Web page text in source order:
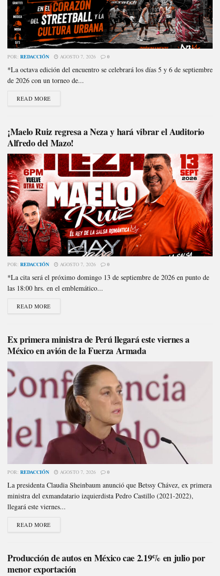
POR: REDACCIÓN AGOSTO 7, 2026 0
*La octava edición del encuentro se celebrará los días 5 y 6 de septiembre
de 2026 con un torneo de...
READ MORE
¡Maelo Ruiz regresa a Neza y hará vibrar el Auditorio
Alfredo del Mazo!
POR: REDACCIÓN AGOSTO 7, 2026 0
*La cita será el próximo domingo 13 de septiembre de 2026 en punto de
las 18:00 hrs. en el emblemático...
READ MORE
Ex primera ministra de Perú llegará este viernes a
México en avión de la Fuerza Armada
POR: REDACCIÓN AGOSTO 7, 2026 0
La presidenta Claudia Sheinbaum anunció que Betssy Chávez, ex primera
ministra del exmandatario izquierdista Pedro Castillo (2021-2022),
llegará este viernes...
READ MORE
Producción de autos en México cae 2.19% en julio por
menor exportación